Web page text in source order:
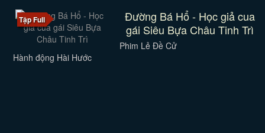
Tập Full
Đường Bá Hổ - Học giả cua
gái Siêu Bựa Châu Tinh Trì
Phim Lẻ Đề Cử
Hành động Hài Hước